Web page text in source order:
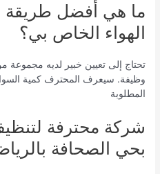
ما هي أفضل
الهواء الخاص بي؟
تحتاج إلى تعيين خبير لديه مجموعة
وظيفة. سيعرف المحترف كمية
المطلوبة
شركة محترفة
بحي الصحافة